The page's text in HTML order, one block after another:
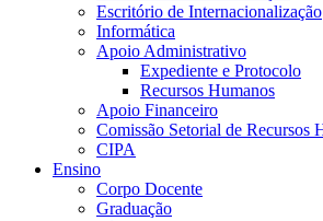
Escritório de Internacionalização
Informática
Apoio Administrativo
Expediente e Protocolo
Recursos Humanos
Apoio Financeiro
Comissão Setorial de Recursos
CIPA
Ensino
Corpo Docente
Graduação